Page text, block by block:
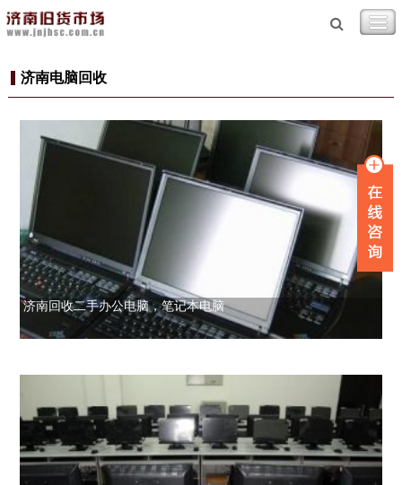
济南电脑回收
济南回收二手办公电脑，笔记本电脑